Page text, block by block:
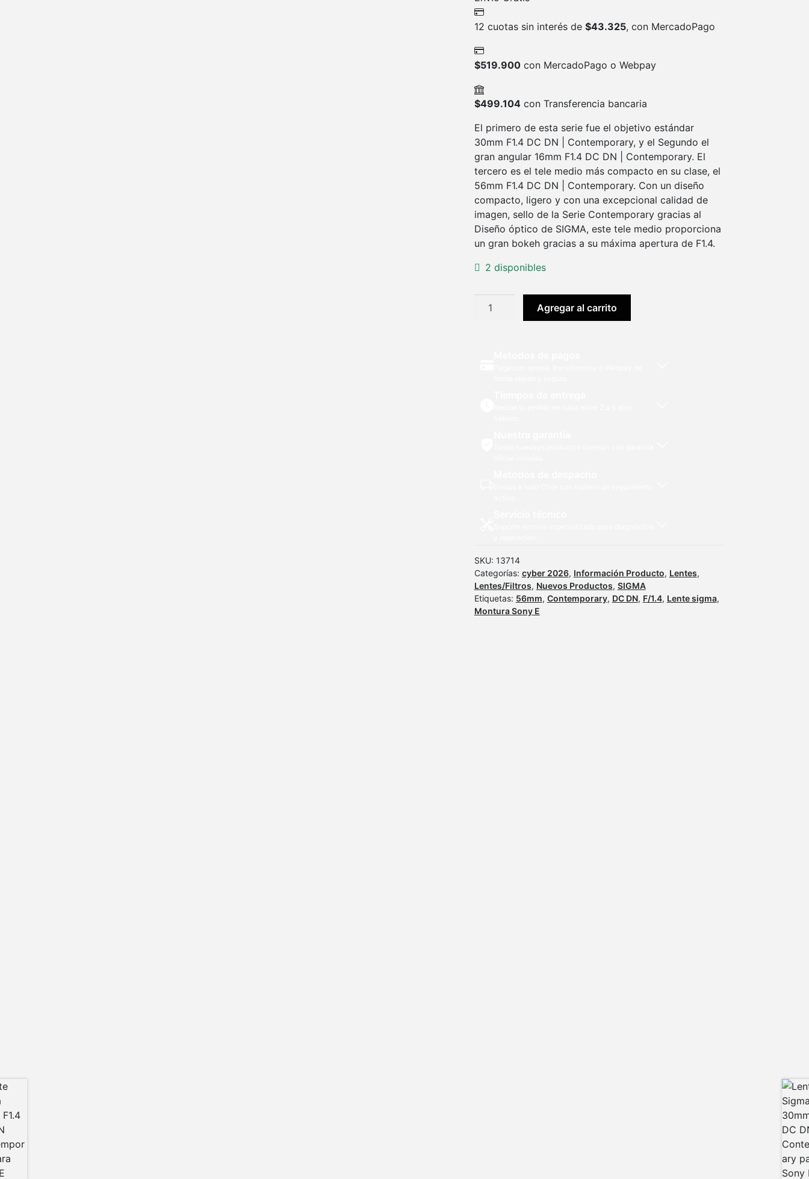
12 cuotas sin interés de $43.325, con MercadoPago
$519.900con MercadoPago o Webpay
$499.104con Transferencia bancaria
El primero de esta serie fue el objetivo estándar
30mm F1.4 DC DN | Contemporary, y el Segundo el
gran angular 16mm F1.4 DC DN | Contemporary. El
tercero es el tele medio más compacto en su clase, el
56mm F1.4 DC DN | Contemporary. Con un diseño
compacto, ligero y con una excepcional calidad de
imagen, sello de la Serie Contemporary gracias al
Diseño óptico de SIGMA, este tele medio proporciona
un gran bokeh gracias a su máxima apertura de F1.4.
2 disponibles
Lente
Agregar al carrito
SKU: 13714
Categorías: cyber 2026, Información Producto, Lentes,
Lentes/Filtros, Nuevos Productos, SIGMA
Etiquetas: 56mm, Contemporary, DC DN, F/1.4, Lente sigma,
Montura Sony E